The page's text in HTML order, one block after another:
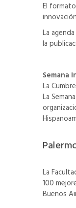
El
La
la
Semana
La
La
La
100
Buenos